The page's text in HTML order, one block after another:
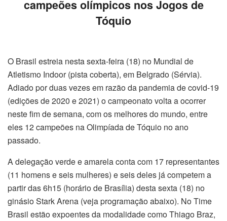
campeões olímpicos nos Jogos de
Tóquio
O Brasil estreia nesta sexta-feira (18) no Mundial de
Atletismo Indoor (pista coberta), em Belgrado (Sérvia).
Adiado por duas vezes em razão da pandemia de covid-19
(edições de 2020 e 2021) o campeonato volta a ocorrer
neste fim de semana, com os melhores do mundo, entre
eles 12 campeões na Olimpíada de Tóquio no ano
passado.
A delegação verde e amarela conta com 17 representantes
(11 homens e seis mulheres) e seis deles já competem a
partir das 6h15 (horário de Brasília) desta sexta (18) no
ginásio Stark Arena (veja programação abaixo). No Time
Brasil estão expoentes da modalidade como Thiago Braz,